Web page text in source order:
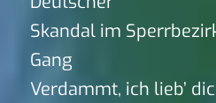
Skandal im
Gang
Verdammt, ich lieb’